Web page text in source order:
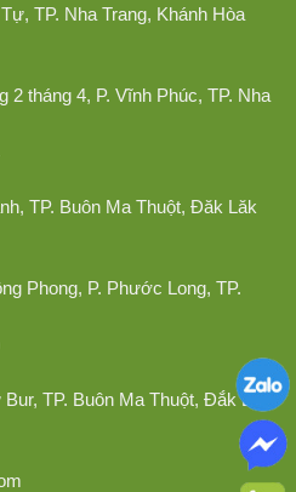
TP. Nha Trang, Khánh Hòa
2 tháng 4, P. Vĩnh Phúc, TP. Nha
TP. Buôn Ma Thuột, Đăk Lăk
Phong, P. Phước Long, TP.
TP. Buôn Ma Thuột, Đắk Lắk